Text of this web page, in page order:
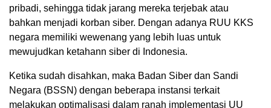
pribadi, sehingga tidak jarang mereka terjebak atau
bahkan menjadi korban siber. Dengan adanya RUU KKS
negara memiliki wewenang yang lebih luas untuk
mewujudkan ketahann siber di Indonesia.
Ketika sudah disahkan, maka Badan Siber dan Sandi
Negara (BSSN) dengan beberapa instansi terkait
melakukan optimalisasi dalam ranah implementasi UU